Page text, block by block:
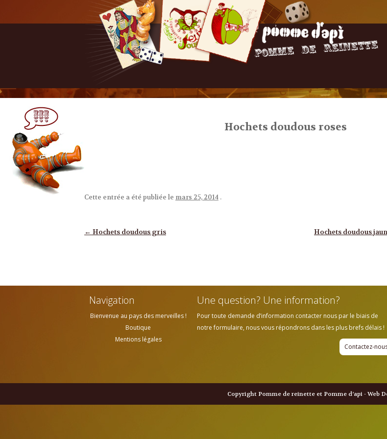
Hochets doudous roses
Cette entrée a été publiée le mars 25, 2014 .
Navigation des articles
← Hochets doudous gris Hochets doudous
Navigation
Bienvenue au pays des merveilles !
Boutique
Mentions légales
Une question? Une information?
Pour toute demande d’information contacter nous par le biais de
notre formulaire, nous vous répondrons dans les plus brefs délais !
Contactez-
Copyright Pomme de reinette et Pomme d’api - Web